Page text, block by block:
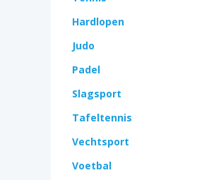
Hardlopen
Judo
Padel
Slagsport
Tafeltennis
Vechtsport
Voetbal